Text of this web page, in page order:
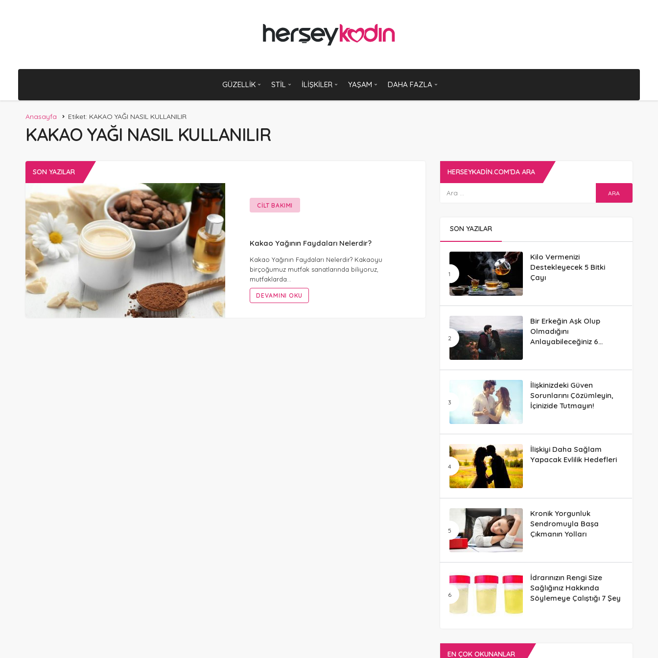
GÜZELLIK STIL İLIŞKILER YAŞAM DAHA FAZLA
Anasayfa Etiket: KAKAO YAĞI NASIL KULLANILIR
KAKAO YAĞI NASIL KULLANILIR
SON YAZILAR
CILT BAKIMI
Kakao Yağının Faydaları Nelerdir?
Kakao Yağının Faydaları Nelerdir? Kakaoyu
birçoğumuz mutfak sanatlarında biliyoruz,
mutfaklarda…
DEVAMINI OKU
HERSEYKADIN.COM’DA ARA
SON YAZILAR
Kilo Vermenizi
Destekleyecek 5 Bitki
Çayı
Bir Erkeğin Aşk Olup
Olmadığını
Anlayabileceğiniz 6
İlişkinizdeki Güven
Sorunlarını Çözümleyin,
İçinizide Tutmayın!
İlişkiyi Daha Sağlam
Yapacak Evlilik Hedefleri
Kronik Yorgunluk
Sendromuyla Başa
Çıkmanın Yolları
İdrarınızın Rengi Size
Sağlığınız Hakkında
Söylemeye Çalıştığı 7 Şey
EN ÇOK OKUNANLAR